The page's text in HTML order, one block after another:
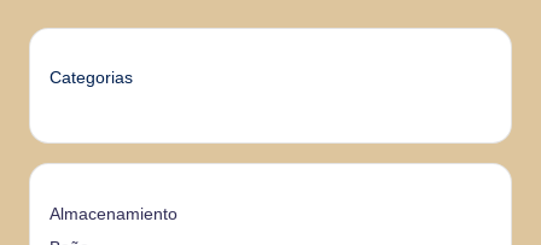
Categorias
Almacenamiento